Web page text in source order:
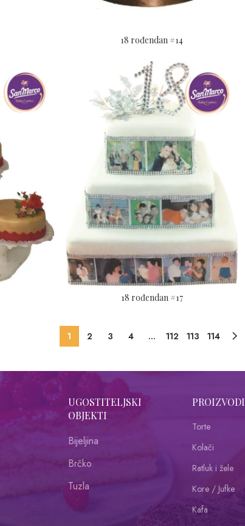
18 rođendan #14
18 rođendan #17
1 2 3 4 … 112 113 114
UGOSTITELJSKI
OBJEKTI
Bijeljina
Brčko
Tuzla
PROIZVODI
Torte
Kolači
Ratluk i žele
Kore / Jufke
Kafa